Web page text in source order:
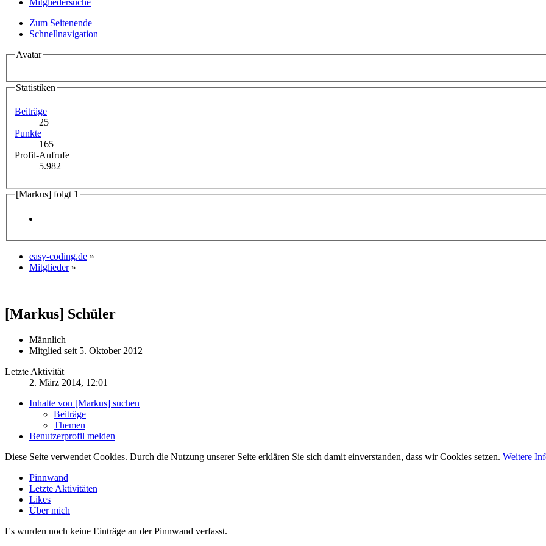
Mitgliedersuche
Zum Seitenende
Schnellnavigation
Avatar
Statistiken
Beiträge
25
Punkte
165
Profil-Aufrufe
5.982
[Markus] folgt 1
easy-coding.de »
Mitglieder »
[Markus] Schüler
Männlich
Mitglied seit 5. Oktober 2012
Letzte Aktivität
2. März 2014, 12:01
Inhalte von [Markus] suchen
Beiträge
Themen
Benutzerprofil melden
Diese Seite verwendet Cookies. Durch die Nutzung unserer Seite erklären Sie sich damit einverstanden, dass wir Cookies setzen. Weitere
Pinnwand
Letzte Aktivitäten
Likes
Über mich
Es wurden noch keine Einträge an der Pinnwand verfasst.